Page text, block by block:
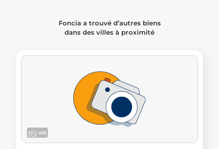
Foncia a trouvé d’autres biens
dans des villes à proximité
x10